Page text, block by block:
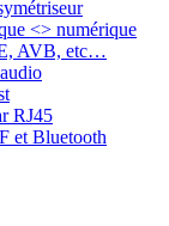
<> numérique
AVB, etc…
RJ45
et Bluetooth